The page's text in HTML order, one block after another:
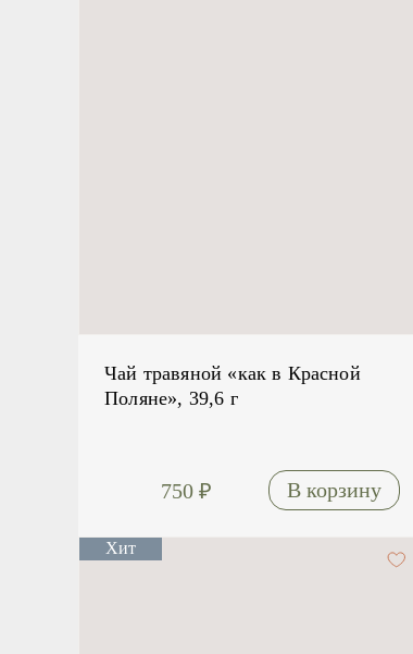
Чай травяной «как в Красной
Поляне», 39,6 г
750 ₽
Хит